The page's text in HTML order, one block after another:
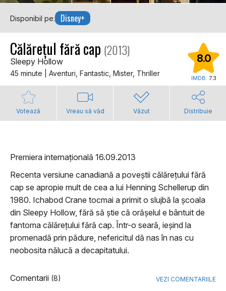
Disponibil pe: Disney+
Călărețul fără cap (2013)
Sleepy Hollow
45 minute | Aventuri, Fantastic, Mister, Thriller
8.0
IMDB: 7.3
Votează Vreau să văd Văzut Distribuie
Premiera internațională 16.09.2013
Recenta versiune canadiană a poveștii călărețului fără
cap se apropie mult de cea a lui Henning Schellerup din
1980. Ichabod Crane tocmai a primit o slujbă la școala
din Sleepy Hollow, fără să știe că orășelul e bântuit de
fantoma călărețului fără cap. Într-o seară, ieșind la
promenadă prin pădure, nefericitul dă nas în nas cu
neobosita nălucă a decapitatului.
Comentarii (8) VEZI COMENTARIILE